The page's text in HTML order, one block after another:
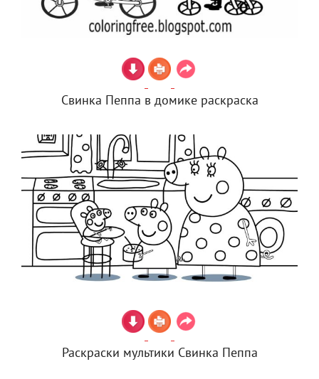
Свинка Пеппа в домике раскраска
Раскраски мультики Свинка Пеппа